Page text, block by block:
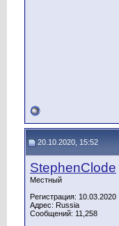
20.10.2020, 15:52
StephenClode
Местный
Регистрация: 10.03.2020
Адрес: Russia
Сообщений: 11,258